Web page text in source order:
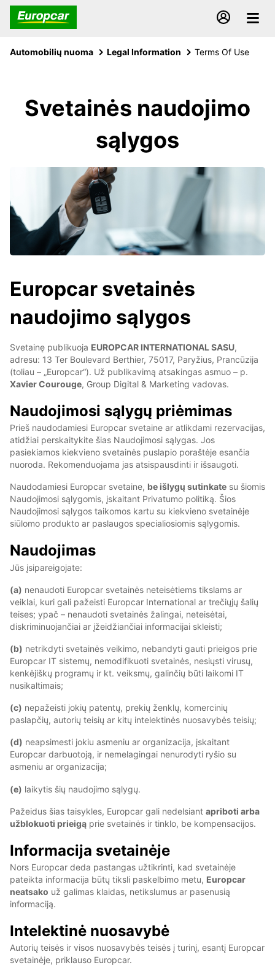
Automobilių nuoma Legal Information Terms Of Use
Svetainės naudojimo
sąlygos
Europcar svetainės
naudojimo sąlygos
Svetainę publikuoja EUROPCAR INTERNATIONAL SASU,
adresu: 13 Ter Boulevard Berthier, 75017, Paryžius, Prancūzija
(toliau – „Europcar“). Už publikavimą atsakingas asmuo – p.
Xavier Courouge, Group Digital & Marketing vadovas.
Naudojimosi sąlygų priėmimas
Prieš naudodamiesi Europcar svetaine ar atlikdami rezervacijas,
atidžiai perskaitykite šias Naudojimosi sąlygas. Jos
pasiekiamos kiekvieno svetainės puslapio poraštėje esančia
nuoroda. Rekomenduojama jas atsispausdinti ir išsaugoti.
Naudodamiesi Europcar svetaine, be išlygų sutinkate su šiomis
Naudojimosi sąlygomis, įskaitant Privatumo politiką. Šios
Naudojimosi sąlygos taikomos kartu su kiekvieno svetainėje
siūlomo produkto ar paslaugos specialiosiomis sąlygomis.
Naudojimas
Jūs įsipareigojate:
(a) nenaudoti Europcar svetainės neteisėtiems tikslams ar
veiklai, kuri gali pažeisti Europcar International ar trečiųjų šalių
teises; ypač – nenaudoti svetainės žalingai, neteisėtai,
diskriminuojančiai ar įžeidžiančiai informacijai skleisti;
(b) netrikdyti svetainės veikimo, nebandyti gauti prieigos prie
Europcar IT sistemų, nemodifikuoti svetainės, nesiųsti virusų,
kenkėjiškų programų ir kt. veiksmų, galinčių būti laikomi IT
nusikaltimais;
(c) nepažeisti jokių patentų, prekių ženklų, komercinių
paslapčių, autorių teisių ar kitų intelektinės nuosavybės teisių;
(d) neapsimesti jokiu asmeniu ar organizacija, įskaitant
Europcar darbuotoją, ir nemelagingai nenurodyti ryšio su
asmeniu ar organizacija;
(e) laikytis šių naudojimo sąlygų.
Pažeidus šias taisykles, Europcar gali nedelsiant apriboti arba
užblokuoti prieigą prie svetainės ir tinklo, be kompensacijos.
Informacija svetainėje
Nors Europcar deda pastangas užtikrinti, kad svetainėje
pateikta informacija būtų tiksli paskelbimo metu, Europcar
neatsako už galimas klaidas, netikslumus ar pasenusią
informaciją.
Intelektinė nuosavybė
Autorių teisės ir visos nuosavybės teisės į turinį, esantį Europcar
svetainėje, priklauso Europcar.